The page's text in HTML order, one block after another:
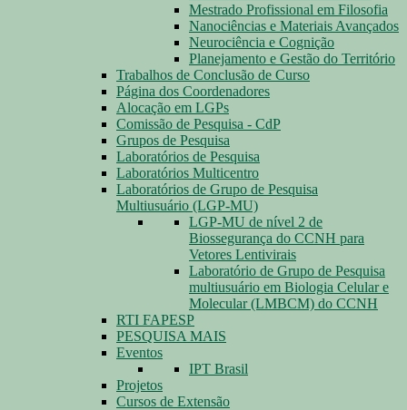
Mestrado Profissional em Filosofia
Nanociências e Materiais Avançados
Neurociência e Cognição
Planejamento e Gestão do Território
Trabalhos de Conclusão de Curso
Página dos Coordenadores
Alocação em LGPs
Comissão de Pesquisa - CdP
Grupos de Pesquisa
Laboratórios de Pesquisa
Laboratórios Multicentro
Laboratórios de Grupo de Pesquisa
Multiusuário (LGP-MU)
LGP-MU de nível 2 de
Biossegurança do CCNH para
Vetores Lentivirais
Laboratório de Grupo de Pesquisa
multiusuário em Biologia Celular e
Molecular (LMBCM) do CCNH
RTI FAPESP
PESQUISA MAIS
Eventos
IPT Brasil
Projetos
Cursos de Extensão